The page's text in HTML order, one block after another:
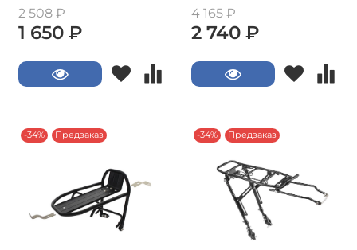
2 508 ₽
1 650 ₽
4 165 ₽
2 740 ₽
-34% Предзаказ -34% Предзаказ